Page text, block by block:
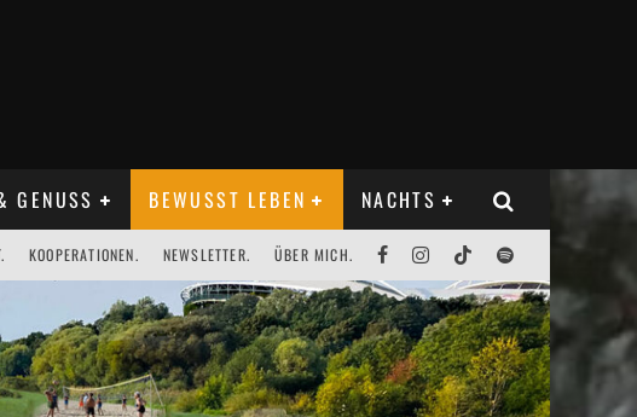
GENUSS BEWUSST LEBEN NACHTS
KOOPERATIONEN. NEWSLETTER. ÜBER MICH.